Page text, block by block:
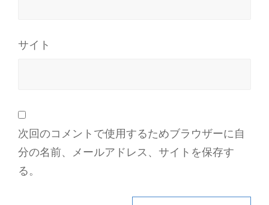
サイト
次回のコメントで使用するためブラウザーに自
分の名前、メールアドレス、サイトを保存す
る。